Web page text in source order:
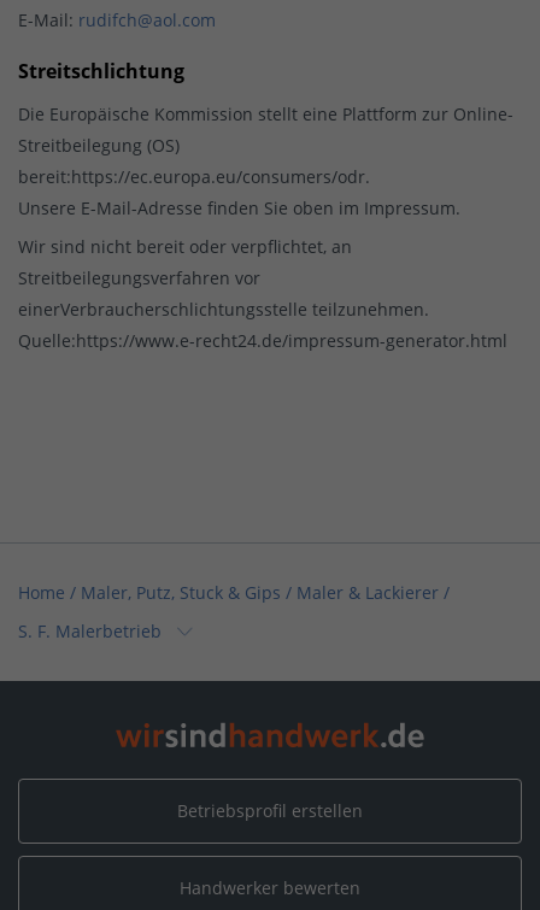
E-Mail: rudifch@aol.com
Streitschlichtung
Die Europäische Kommission stellt eine Plattform zur Online-
Streitbeilegung (OS)
bereit:https://ec.europa.eu/consumers/odr.
Unsere E-Mail-Adresse finden Sie oben im Impressum.
Wir sind nicht bereit oder verpflichtet, an
Streitbeilegungsverfahren vor
einerVerbraucherschlichtungsstelle teilzunehmen.
Quelle:https://www.e-recht24.de/impressum-generator.html
Home / Maler, Putz, Stuck & Gips / Maler & Lackierer /
S. F. Malerbetrieb
Home / Maler, Putz, Stuck & Gips / S. F. Malerbetrieb
Bayern / Bad Tölz S. F. Malerbetrieb
Betriebsprofil erstellen
Handwerker bewerten